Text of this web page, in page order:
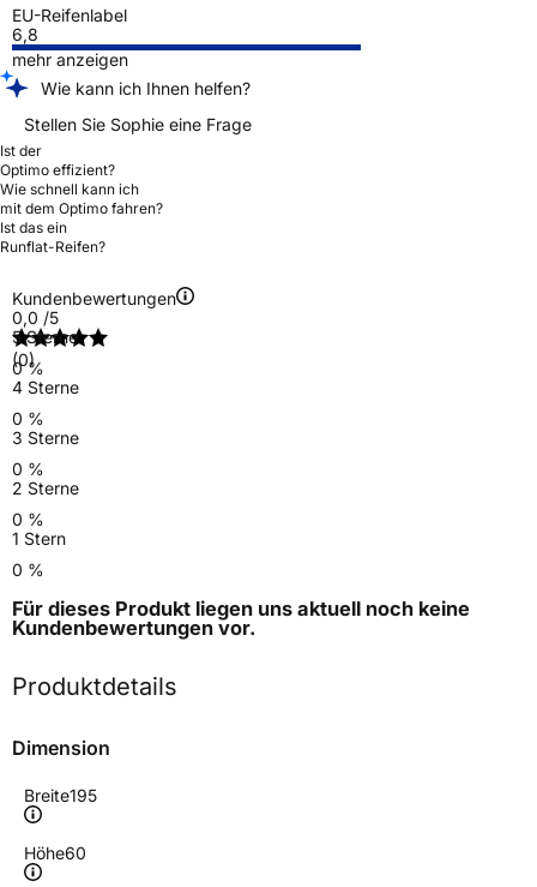
EU-Reifenlabel
6,8
mehr anzeigen
Wie kann ich Ihnen helfen?
Stellen Sie Sophie eine Frage
Ist der
Optimo effizient?
Wie schnell kann ich
mit dem Optimo fahren?
Ist das ein
Runflat-Reifen?
Kundenbewertungen
0,0 /5
(0)
5 Sterne
0 %
4 Sterne
0 %
3 Sterne
0 %
2 Sterne
0 %
1 Stern
0 %
Für dieses Produkt liegen uns aktuell noch keine
Kundenbewertungen vor.
Produktdetails
Dimension
Breite195
Höhe60